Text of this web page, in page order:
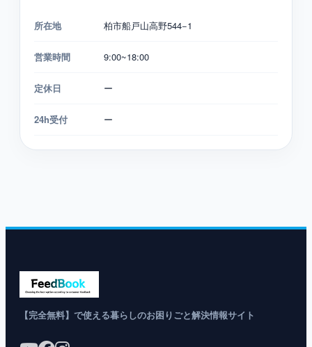
所在地 柏市船戸山高野544−1
営業時間 9:00~18:00
定休日 ー
24h受付 ー
【完全無料】で使える暮らしのお困りごと解決情報サイト